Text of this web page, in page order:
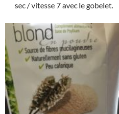
sec / vitesse 7 avec le gobelet.